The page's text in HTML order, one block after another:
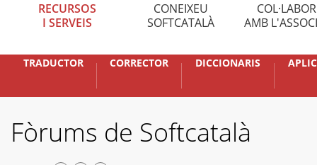
RECURSOS
I SERVEIS
CONEIXEU
SOFTCATALÀ
AMB
TRADUCTOR CORRECTOR DICCIONARIS
Fòrums de Softcatalà